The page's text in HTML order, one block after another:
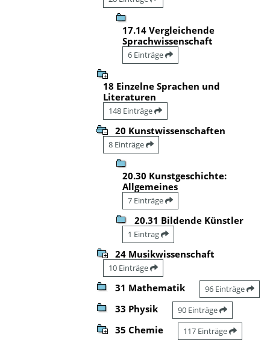
17.14 Vergleichende
Sprachwissenschaft
6 Einträge
18 Einzelne Sprachen und
Literaturen
148 Einträge
20 Kunstwissenschaften
8 Einträge
20.30 Kunstgeschichte:
Allgemeines
7 Einträge
20.31 Bildende Künstler
1 Eintrag
24 Musikwissenschaft
10 Einträge
31 Mathematik 96 Einträge
33 Physik 90 Einträge
35 Chemie 117 Einträge